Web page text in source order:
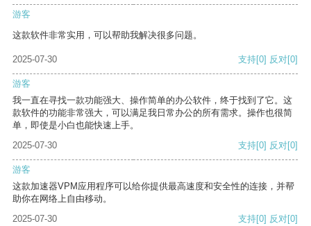
游客
这款软件非常实用，可以帮助我解决很多问题。
2025-07-30 支持[0] 反对[0]
游客
我一直在寻找一款功能强大、操作简单的办公软件，终于找到了它。这
款软件的功能非常强大，可以满足我日常办公的所有需求。操作也很简
单，即使是小白也能快速上手。
2025-07-30
支持[0] 反对[0]
游客
这款加速器VPM应用程序可以给你提供最高速度和安全性的连接，并帮
助你在网络上自由移动。
2025-07-30
支持[0] 反对[0]